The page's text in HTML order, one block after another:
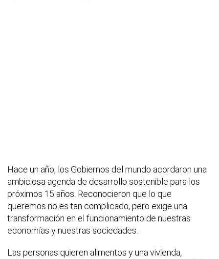
Hace un año, los Gobiernos del mundo acordaron una
ambiciosa agenda de desarrollo sostenible para los
próximos 15 años. Reconocieron que lo que
queremos no es tan complicado, pero exige una
transformación en el funcionamiento de nuestras
economías y nuestras sociedades.
Las personas quieren alimentos y una vivienda,